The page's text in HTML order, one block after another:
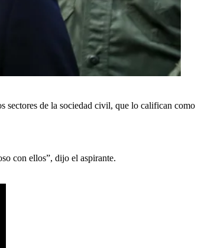
sectores de la sociedad civil, que lo califican como
con ellos”, dijo el aspirante.